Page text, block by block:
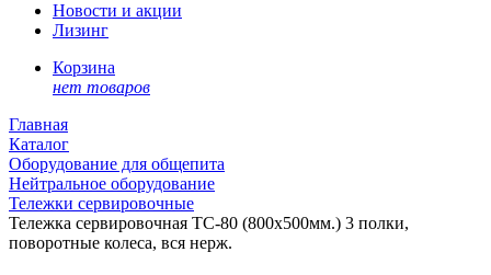
Новости и акции
Лизинг
Корзина
нет товаров
Главная
Каталог
Оборудование для общепита
Нейтральное оборудование
Тележки сервировочные
Тележка сервировочная ТС-80 (800х500мм.) 3 полки,
поворотные колеса, вся нерж.